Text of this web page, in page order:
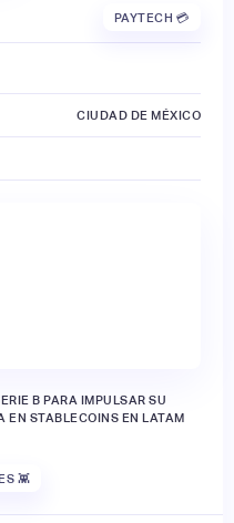
PAYTECH 💳
CIUDAD DE MÉXICO
B PARA IMPULSAR SU
EN STABLECOINS EN LATAM
👾